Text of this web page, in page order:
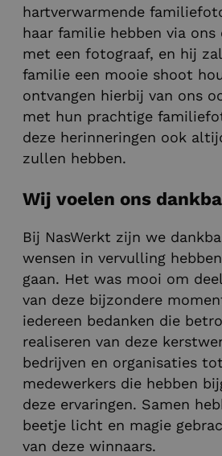
hartverwarmende
haar familie hebben via
met een fotograaf, en hij
familie een mooie shoot
ontvangen hierbij van ons
met hun prachtige
deze herinneringen ook
zullen hebben.
Wij voelen ons
Bij NasWerkt zijn we
wensen in vervulling
gaan. Het was mooi om
van deze bijzondere
iedereen bedanken die
realiseren van deze
bedrijven en organisaties
medewerkers die hebben
deze ervaringen. Samen
beetje licht en magie
van deze winnaars.